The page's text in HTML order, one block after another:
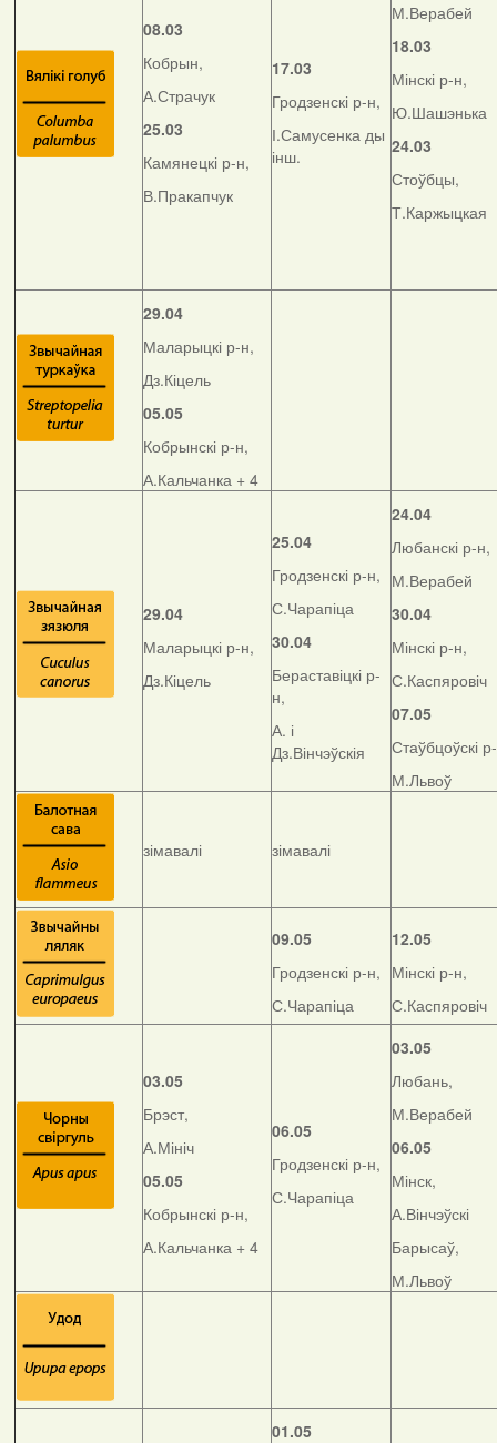
08.03
Кобрын,
А.Страчук
25.03
Камянецкі р-н,
В.Пракапчук
17.03
Гродзенскі р-н,
І.Самусенка ды
інш.
М.Верабей
18.03
Мінскі р-н,
Ю.Шашэнька
24.03
Стоўбцы,
Т.Каржыцкая
29.04
Маларыцкі р-н,
Дз.Кіцель
05.05
Кобрынскі р-н,
А.Кальчанка + 4
29.04
Маларыцкі р-н,
Дз.Кіцель
25.04
Гродзенскі р-н,
С.Чарапіца
30.04
Бераставіцкі р-
н,
А. і
Дз.Вінчэўскія
24.04
Любанскі р-н,
М.Верабей
30.04
Мінскі р-н,
С.Каспяровіч
07.05
Стаўбцоўскі
М.Львоў
зімавалі зімавалі
09.05
Гродзенскі р-н,
С.Чарапіца
12.05
Мінскі р-н,
С.Каспяровіч
03.05
Брэст,
А.Мініч
05.05
Кобрынскі р-н,
А.Кальчанка + 4
06.05
Гродзенскі р-н,
С.Чарапіца
03.05
Любань,
М.Верабей
06.05
Мінск,
А.Вінчэўскі
Барысаў,
М.Львоў
01.05